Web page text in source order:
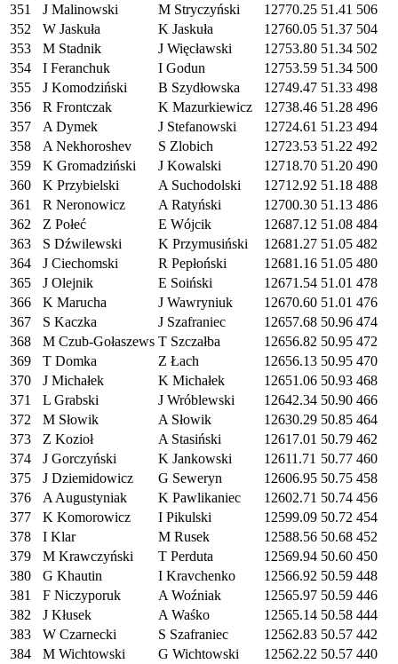
351
J Malinowski M Stryczyński 12770.25 51.41 506
352
W Jaskuła K Jaskuła 12760.05 51.37 504
353
M Stadnik J Więcławski 12753.80 51.34 502
354
I Feranchuk I Godun 12753.59 51.34 500
355
J Komodziński B Szydłowska 12749.47 51.33 498
356
R Frontczak K Mazurkiewicz 12738.46 51.28 496
357
A Dymek J Stefanowski 12724.61 51.23 494
358
A Nekhoroshev S Zlobich 12723.53 51.22 492
359
K Gromadziński J Kowalski 12718.70 51.20 490
360
K Przybielski A Suchodolski 12712.92 51.18 488
361
R Neronowicz A Ratyński 12700.30 51.13 486
362
Z Połeć E Wójcik 12687.12 51.08 484
363
S Dźwilewski K Przymusiński 12681.27 51.05 482
364
J Ciechomski R Pepłoński 12681.16 51.05 480
365
J Olejnik E Soiński 12671.54 51.01 478
366
K Marucha J Wawryniuk 12670.60 51.01 476
367
S Kaczka J Szafraniec 12657.68 50.96 474
368
M Czub-Gołaszews T Szczałba 12656.82 50.95 472
369
T Domka Z Łach 12656.13 50.95 470
370
J Michałek K Michałek 12651.06 50.93 468
371
L Grabski J Wróblewski 12642.34 50.90 466
372
M Słowik A Słowik 12630.29 50.85 464
373
Z Kozioł A Stasiński 12617.01 50.79 462
374
J Gorczyński K Jankowski 12611.71 50.77 460
375
J Dziemidowicz G Seweryn 12606.95 50.75 458
376
A Augustyniak K Pawlikaniec 12602.71 50.74 456
377
K Komorowicz I Pikulski 12599.09 50.72 454
378
I Klar M Rusek 12588.56 50.68 452
379
M Krawczyński T Perduta 12569.94 50.60 450
380
G Khautin I Kravchenko 12566.92 50.59 448
381
F Niczyporuk A Woźniak 12565.97 50.59 446
382
J Kłusek A Waśko 12565.14 50.58 444
383
W Czarnecki S Szafraniec 12562.83 50.57 442
384
M Wichtowski G Wichtowski 12562.22 50.57 440